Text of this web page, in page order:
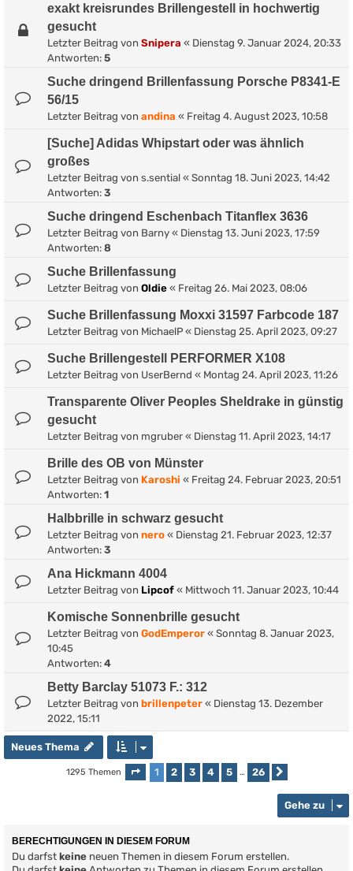
exakt kreisrundes Brillengestell in hochwertig
gesucht
Letzter Beitrag von Snipera « Dienstag 9. Januar 2024, 20:33
Antworten: 5
Suche dringend Brillenfassung Porsche P8341-E
56/15
Letzter Beitrag von andina « Freitag 4. August 2023, 10:58
[Suche] Adidas Whipstart oder was ähnlich
großes
Letzter Beitrag von s.sential « Sonntag 18. Juni 2023, 14:42
Antworten: 3
Suche dringend Eschenbach Titanflex 3636
Letzter Beitrag von Barny « Dienstag 13. Juni 2023, 17:59
Antworten: 8
Suche Brillenfassung
Letzter Beitrag von Oldie « Freitag 26. Mai 2023, 08:06
Suche Brillenfassung Moxxi 31597 Farbcode 187
Letzter Beitrag von MichaelP « Dienstag 25. April 2023, 09:27
Suche Brillengestell PERFORMER X108
Letzter Beitrag von UserBernd « Montag 24. April 2023, 11:26
Transparente Oliver Peoples Sheldrake in günstig
gesucht
Letzter Beitrag von mgruber « Dienstag 11. April 2023, 14:17
Brille des OB von Münster
Letzter Beitrag von Karoshi « Freitag 24. Februar 2023, 20:51
Antworten: 1
Halbbrille in schwarz gesucht
Letzter Beitrag von nero « Dienstag 21. Februar 2023, 12:37
Antworten: 3
Ana Hickmann 4004
Letzter Beitrag von Lipcof « Mittwoch 11. Januar 2023, 10:44
Komische Sonnenbrille gesucht
Letzter Beitrag von GodEmperor « Sonntag 8. Januar 2023,
10:45
Antworten: 4
Betty Barclay 51073 F.: 312
Letzter Beitrag von brillenpeter « Dienstag 13. Dezember
2022, 15:11
Neues Thema
1295 Themen Seite 1von 26
1 2 3 4 5 … 26
Gehe zu
BERECHTIGUNGEN IN DIESEM FORUM
Du darfst keine neuen Themen in diesem Forum erstellen.